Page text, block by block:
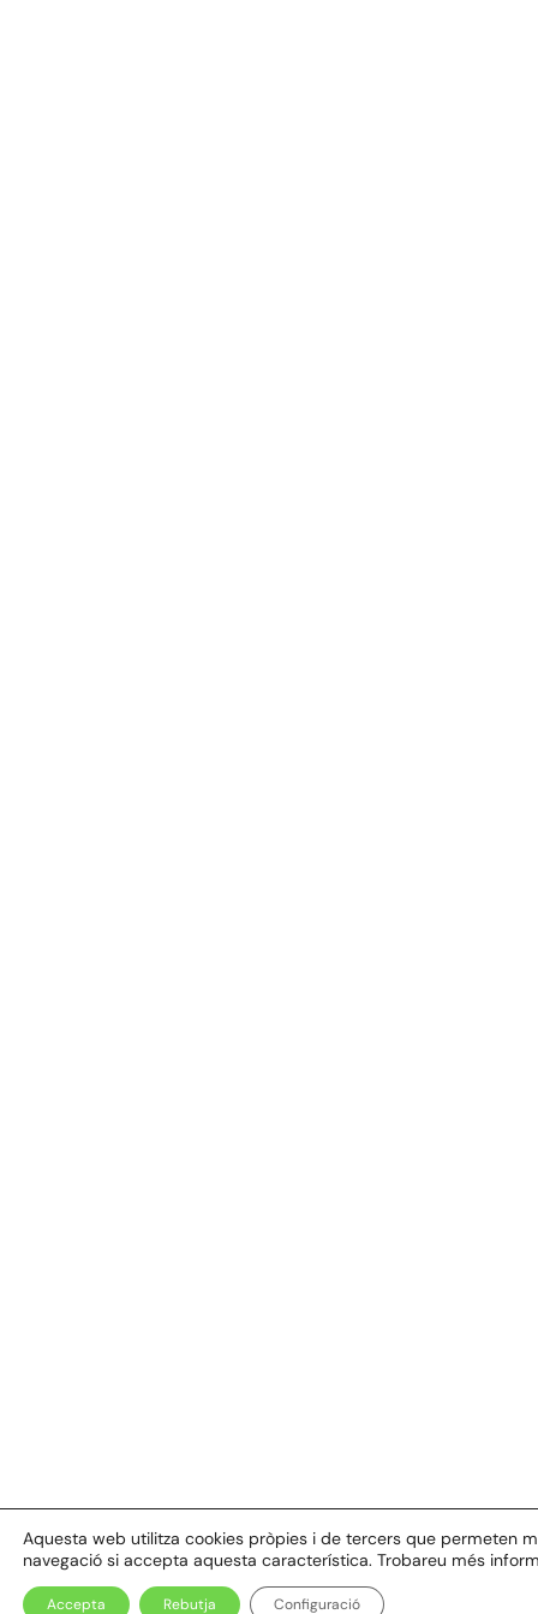
Aquesta web utilitza cookies pròpies i de tercers que permeten
navegació si accepta aquesta característica. Trobareu més
Accepta Rebutja Configuració